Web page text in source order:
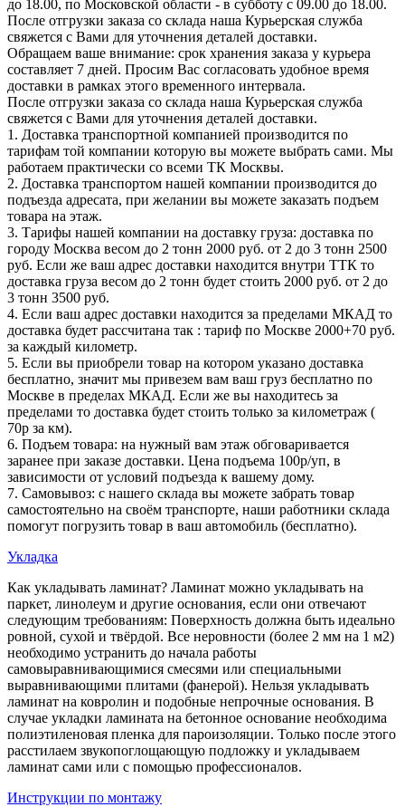
до 18.00, по Московской области - в субботу с 09.00 до 18.00.
После отгрузки заказа со склада наша Курьерская служба
свяжется с Вами для уточнения деталей доставки.
Обращаем ваше внимание: срок хранения заказа у курьера
составляет 7 дней. Просим Вас согласовать удобное время
доставки в рамках этого временного интервала.
После отгрузки заказа со склада наша Курьерская служба
свяжется с Вами для уточнения деталей доставки.
1. Доставка транспортной компанией производится по
тарифам той компании которую вы можете выбрать сами. Мы
работаем практически со всеми ТК Москвы.
2. Доставка транспортом нашей компании производится до
подъезда адресата, при желании вы можете заказать подъем
товара на этаж.
3. Тарифы нашей компании на доставку груза: доставка по
городу Москва весом до 2 тонн 2000 руб. от 2 до 3 тонн 2500
руб. Если же ваш адрес доставки находится внутри ТТК то
доставка груза весом до 2 тонн будет стоить 2000 руб. от 2 до
3 тонн 3500 руб.
4. Если ваш адрес доставки находится за пределами МКАД то
доставка будет рассчитана так : тариф по Москве 2000+70 руб.
за каждый километр.
5. Если вы приобрели товар на котором указано доставка
бесплатно, значит мы привезем вам ваш груз бесплатно по
Москве в пределах МКАД. Если же вы находитесь за
пределами то доставка будет стоить только за километраж (
70р за км).
6. Подъем товара: на нужный вам этаж обговаривается
заранее при заказе доставки. Цена подъема 100р/уп, в
зависимости от условий подъезда к вашему дому.
7. Самовывоз: с нашего склада вы можете забрать товар
самостоятельно на своём транспорте, наши работники склада
помогут погрузить товар в ваш автомобиль (бесплатно).
Укладка
Как укладывать ламинат? Ламинат можно укладывать на
паркет, линолеум и другие основания, если они отвечают
следующим требованиям: Поверхность должна быть идеально
ровной, сухой и твёрдой. Все неровности (более 2 мм на 1 м2)
необходимо устранить до начала работы
самовыравнивающимися смесями или специальными
выравнивающими плитами (фанерой). Нельзя укладывать
ламинат на ковролин и подобные непрочные основания. В
случае укладки ламината на бетонное основание необходима
полиэтиленовая пленка для пароизоляции. Только после этого
расстилаем звукопоглощающую подложку и укладываем
ламинат сами или с помощью профессионалов.
Инструкции по монтажу